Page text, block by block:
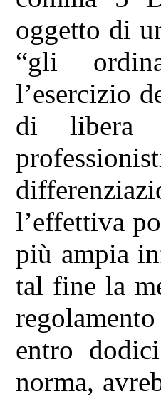
oggetto di
“gli
l’esercizio
di libera
l’effettiva
più ampia
tal fine la
entro
norma,